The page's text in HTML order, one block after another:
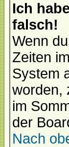
Ich
falsch!
Wenn
Zeiten
System
worden,
im
der
Nach